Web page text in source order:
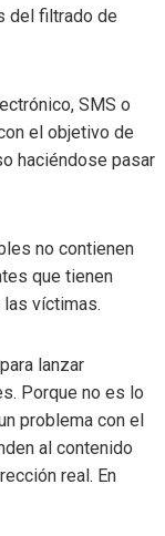
del filtrado de
SMS o
el objetivo de
haciéndose pasar
no contienen
que tienen
víctimas.
lanzar
Porque no es lo
problema con el
al contenido
real. En